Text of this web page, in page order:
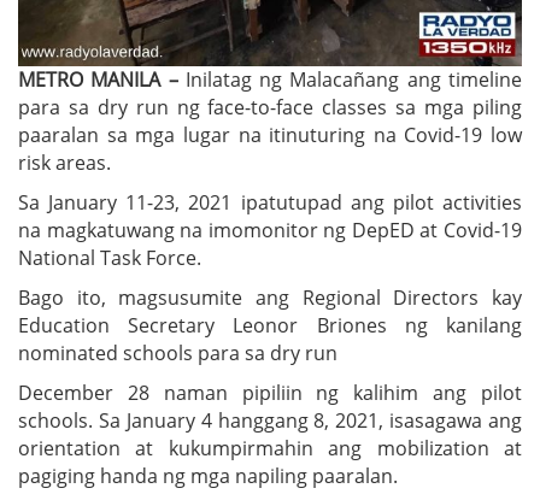
METRO MANILA – Inilatag ng Malacañang ang timeline
para sa dry run ng face-to-face classes sa mga piling
paaralan sa mga lugar na itinuturing na Covid-19 low
risk areas.
Sa January 11-23, 2021 ipatutupad ang pilot activities
na magkatuwang na imomonitor ng DepED at Covid-19
National Task Force.
Bago ito, magsusumite ang Regional Directors kay
Education Secretary Leonor Briones ng kanilang
nominated schools para sa dry run
December 28 naman pipiliin ng kalihim ang pilot
schools. Sa January 4 hanggang 8, 2021, isasagawa ang
orientation at kukumpirmahin ang mobilization at
pagiging handa ng mga napiling paaralan.